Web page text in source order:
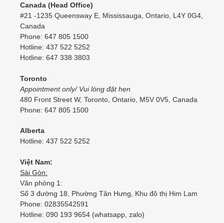
Canada (Head Office)
#21 -1235 Queensway E, Mississauga, Ontario, L4Y 0G4,
Canada
Phone: 647 805 1500
Hotline: 437 522 5252
Hotline: 647 338 3803
Toronto
Appointment only/ Vui lòng đặt hẹn
480 Front Street W, Toronto, Ontario, M5V 0V5, Canada
Phone: 647 805 1500
Alberta
Hotline: 437 522 5252
Việt Nam:
Sài Gòn:
Văn phòng 1:
Số 3 đường 18, Phường Tân Hưng, Khu đô thị Him Lam
Phone: 02835542591
Hotline: 090 193 9654 (whatsapp, zalo)